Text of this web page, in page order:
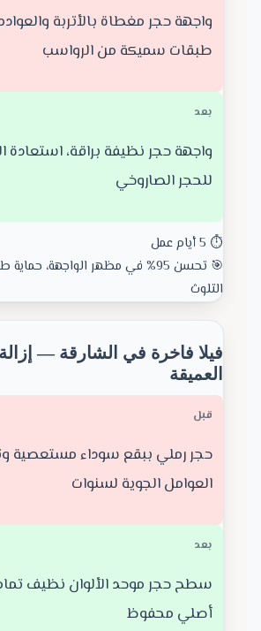
واجهة حجر مغطاة بالأتربة
طبقات سميكة من الرواسب
بعد
واجهة حجر نظيفة براقة، استعادة
للحجر الصاروخي
⏱️ 5 أيام عمل
🎯 تحسن 95% في مظهر الواجهة،
التلوث
فيلا فاخرة في الشارقة — إزالة
العميقة
قبل
حجر رملي ببقع سوداء مستعصية
العوامل الجوية لسنوات
بعد
سطح حجر موحد الألوان نظيف
أصلي محفوظ